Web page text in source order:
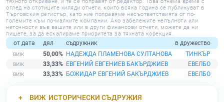
тяхното откриване, и те се поправят от редактор. Това отнема време с
оглед на стотиците хиляди отчети, които всяка година се публикуват в
Търговския регистър, като ние поправяме несъответствията от по-
големите към по-малките компании. Ако забележите непълноти или
неточности във вашите или в други финансови отчети, можете да ни
пишете, за да ескалираме приоритета за тяхната корекция.
от дата дял съдружник
в дружество
50,00% НАДЕЖДА ПЛАМЕНОВА СУЛТАНОВА
ТИНКЪР
33,33% ЕВГЕНИЙ ЕВГЕНИЕВ БАКЪРДЖИЕВ
ЕВЕЛБО
33,33% БОЖИДАР ЕВГЕНИЙ БАКЪРДЖИЕВ ЕВЕЛБО
ВИЖ ИСТОРИЧЕСКИ СЪДРУЖИЯ